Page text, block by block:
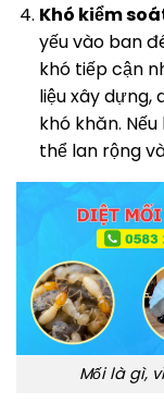
Khó kiểm
yếu vào ban
khó tiếp cận
liệu xây dựng,
khó khăn.
thể lan rộng
Mối là gì,